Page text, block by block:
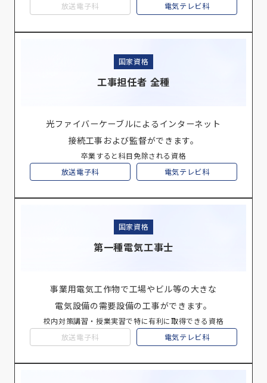
放送電子科 電気テレビ科
国家資格
工事担任者 全種
光ファイバーケーブルによるインターネット
接続工事および監督ができます。
卒業すると科目免除される資格
放送電子科 電気テレビ科
国家資格
第一種電気工事士
事業用電気工作物で工場やビル等の大きな
電気設備の需要設備の工事ができます。
校内対策講習・授業実習で特に有利に取得できる資格
放送電子科 電気テレビ科